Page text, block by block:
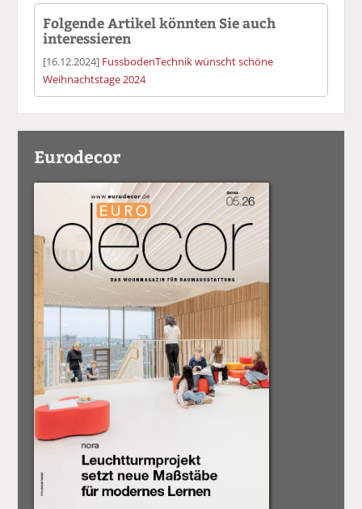
Folgende Artikel könnten Sie auch
interessieren
[16.12.2024] FussbodenTechnik wünscht schöne
Weihnachtstage 2024
Eurodecor